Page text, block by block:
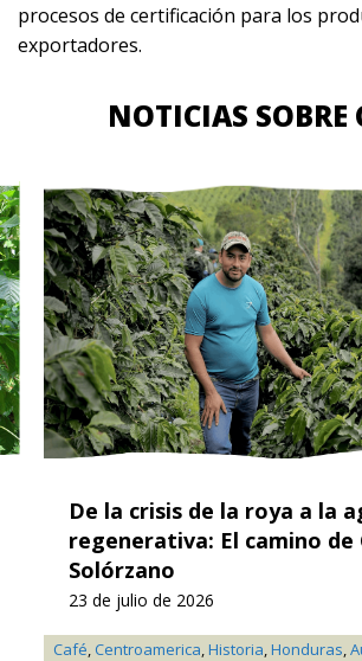
procesos de certificación para los
exportadores.
NOTICIAS SOBRE
Café,Centroamerica,Historia,Honduras,
De la crisis de la roya a la
regenerativa: El camino de
Solórzano
23 de julio de 2026